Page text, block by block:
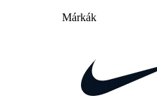
Márkák